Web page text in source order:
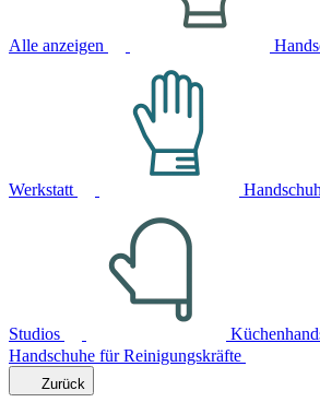
Alle anzeigen
Werkstatt
Studios
Handschuhe für Reinigungskräfte
Zurück